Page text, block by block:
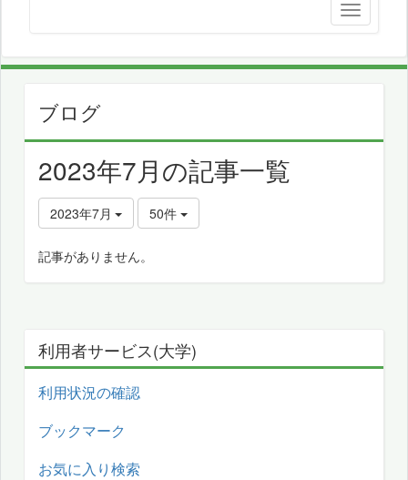
ブログ
2023年7月の記事一覧
2023年7月 50件
記事がありません。
利用者サービス(大学)
利用状況の確認
ブックマーク
お気に入り検索